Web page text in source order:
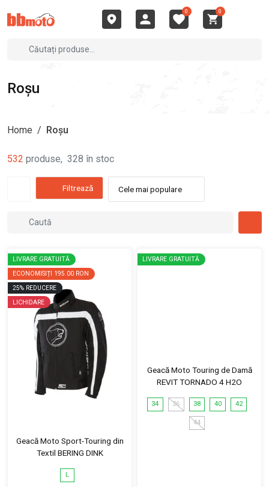
0 0
Roșu
Home / Roșu
532 produse, 328 în stoc
Filtrează Cele mai populare
LIVRARE GRATUITĂ
ECONOMISIȚI 195.00 RON
25% REDUCERE
LICHIDARE
Geacă Moto Sport-Touring din
Textil BERING DINK
L
LIVRARE GRATUITĂ
Geacă Moto Touring de Damă
REVIT TORNADO 4 H2O
34 36 38 40 42
44